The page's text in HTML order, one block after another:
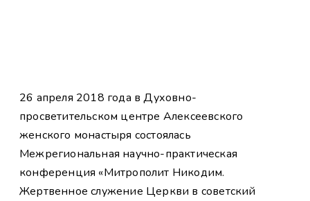
26 апреля 2018 года в Духовно-
просветительском центре Алексеевского
женского монастыря состоялась
Межрегиональная научно-практическая
конференция «Митрополит Никодим.
Жертвенное служение Церкви в советский